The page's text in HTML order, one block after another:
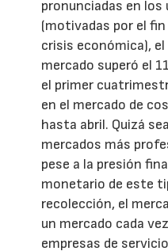
pronunciadas en
(motivadas por el fin
crisis económica),
mercado superó el
el primer
en el mercado de
hasta abril. Quizá
mercados más
pese a la presión
monetario de este
recolección, el
un mercado cada
empresas de